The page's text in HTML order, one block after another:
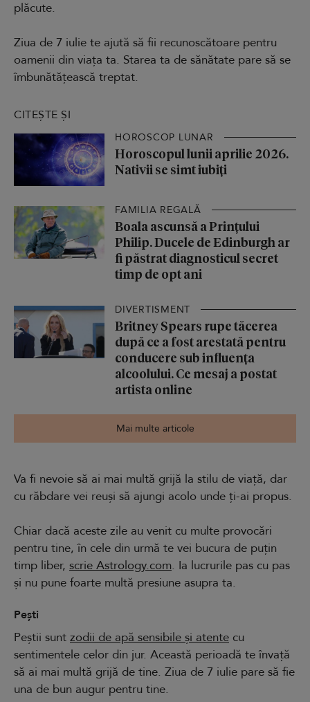
plăcute.
Ziua de 7 iulie te ajută să fii recunoscătoare pentru
oamenii din viața ta. Starea ta de sănătate pare să se
îmbunătățească treptat.
CITEȘTE ȘI
HOROSCOP LUNAR
Horoscopul lunii aprilie 2026.
Nativii se simt iubiți
FAMILIA REGALĂ
Boala ascunsă a Prințului
Philip. Ducele de Edinburgh ar
fi păstrat diagnosticul secret
timp de opt ani
DIVERTISMENT
Britney Spears rupe tăcerea
după ce a fost arestată pentru
conducere sub influența
alcoolului. Ce mesaj a postat
artista online
Mai multe articole
Va fi nevoie să ai mai multă grijă la stilu de viață, dar
cu răbdare vei reuși să ajungi acolo unde ți-ai propus.
Chiar dacă aceste zile au venit cu multe provocări
pentru tine, în cele din urmă te vei bucura de puțin
timp liber, scrie Astrology.com. Ia lucrurile pas cu pas
și nu pune foarte multă presiune asupra ta.
Pești
Peștii sunt zodii de apă sensibile și atente cu
sentimentele celor din jur. Această perioadă te învață
să ai mai multă grijă de tine. Ziua de 7 iulie pare să fie
una de bun augur pentru tine.